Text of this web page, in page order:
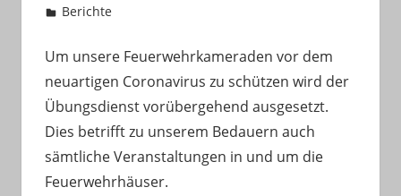
Berichte
Um unsere Feuerwehrkameraden vor dem
neuartigen Coronavirus zu schützen wird der
Übungsdienst vorübergehend ausgesetzt.
Dies betrifft zu unserem Bedauern auch
sämtliche Veranstaltungen in und um die
Feuerwehrhäuser.